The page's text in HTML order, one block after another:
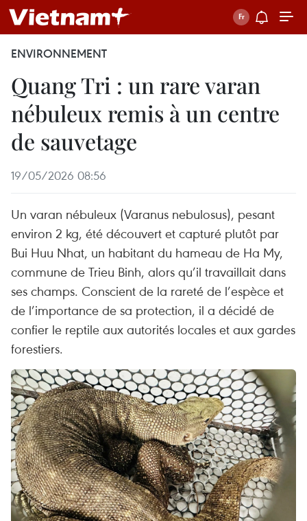
ENVIRONNEMENT
Quang Tri : un rare varan
nébuleux remis à un centre
de sauvetage
19/05/2026 08:56
Un varan nébuleux (Varanus nebulosus), pesant
environ 2 kg, été découvert et capturé plutôt par
Bui Huu Nhat, un habitant du hameau de Ha My,
commune de Trieu Binh, alors qu’il travaillait dans
ses champs. Conscient de la rareté de l’espèce et
de l’importance de sa protection, il a décidé de
confier le reptile aux autorités locales et aux gardes
forestiers.